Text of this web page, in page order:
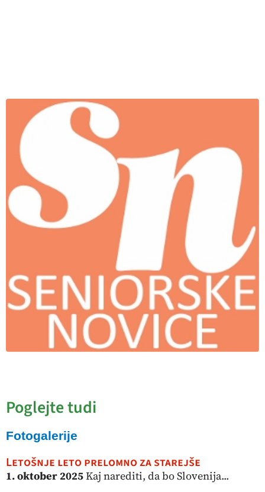
Poglejte tudi
Fotogalerije
Letošnje leto prelomno za starejše
1. oktober 2025Kaj narediti, da bo Slovenija...